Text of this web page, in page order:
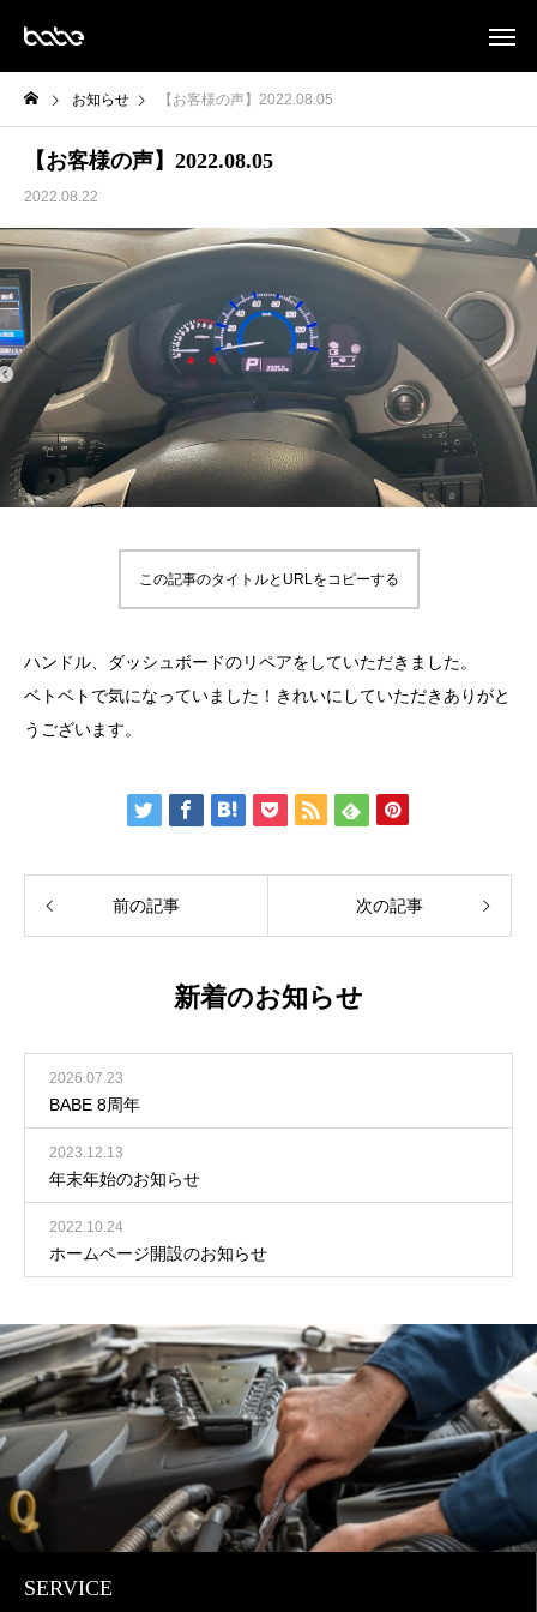
お知らせ 【お客様の声】2022.08.05
【お客様の声】2022.08.05
2022.08.22
この記事のタイトルとURLをコピーする
ハンドル、ダッシュボードのリペアをしていただきました。⁡
ベトベトで気になっていました！きれいにしていただきありがと
うございます。
前の記事 次の記事
新着のお知らせ
2026.07.23
BABE 8周年
2023.12.13
年末年始のお知らせ
2022.10.24
ホームページ開設のお知らせ
SERVICE